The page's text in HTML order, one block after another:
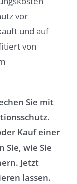
vor
und auf
von
Sie mit
Kauf einer
wie Sie
Jetzt
lassen.